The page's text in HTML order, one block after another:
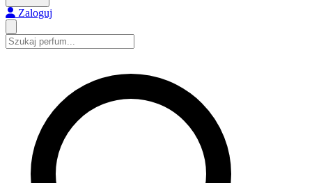
Zaloguj